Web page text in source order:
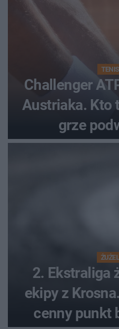
TENIS
Challenger
Austriaka. Kto
grze
ŻUŻEL
2. Ekstraliga
ekipy z
cenny punkt